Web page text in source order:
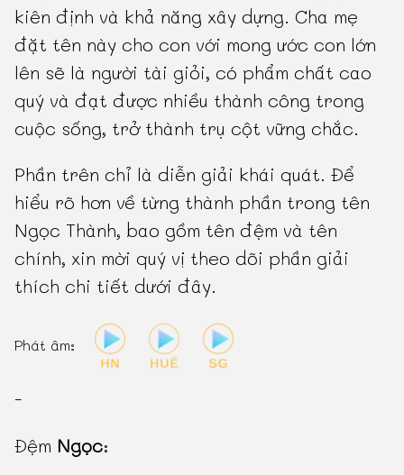
kiên định và khả năng xây dựng. Cha mẹ
đặt tên này cho con với mong ước con lớn
lên sẽ là người tài giỏi, có phẩm chất cao
quý và đạt được nhiều thành công trong
cuộc sống, trở thành trụ cột vững chắc.
Phần trên chỉ là diễn giải khái quát. Để
hiểu rõ hơn về từng thành phần trong tên
Ngọc Thành, bao gồm tên đệm và tên
chính, xin mời quý vị theo dõi phần giải
thích chi tiết dưới đây.
Phát âm:
-
Đệm Ngọc: